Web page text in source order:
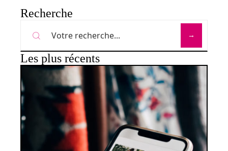
Recherche
Les plus récents